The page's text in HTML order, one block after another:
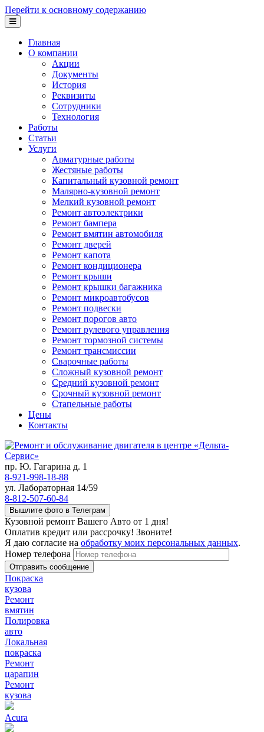
Перейти к основному содержанию
Главная
О компании
Акции
Документы
История
Реквизиты
Сотрудники
Технология
Работы
Статьи
Услуги
Арматурные работы
Жестяные работы
Капитальный кузовной ремонт
Малярно-кузовной ремонт
Мелкий кузовной ремонт
Ремонт автоэлектрики
Ремонт бампера
Ремонт вмятин автомобиля
Ремонт дверей
Ремонт капота
Ремонт кондиционера
Ремонт крыши
Ремонт крышки багажника
Ремонт микроавтобусов
Ремонт подвески
Ремонт порогов авто
Ремонт рулевого управления
Ремонт тормозной системы
Ремонт трансмиссии
Сварочные работы
Сложный кузовной ремонт
Средний кузовной ремонт
Срочный кузовной ремонт
Стапельные работы
Цены
Контакты
пр. Ю. Гагарина д. 1
8-921-998-18-88
ул. Лабораторная 14/59
8-812-507-60-84
Вышлите фото в Телеграм
Кузовной ремонт Вашего Авто от 1 дня!
Оплатив кредит или рассрочку! Звоните!
Я даю согласие на обработку моих персональных данных.
Номер телефона
Покраска
кузова
Ремонт
вмятин
Полировка
авто
Локальная
покраска
Ремонт
царапин
Ремонт
кузова
Acura